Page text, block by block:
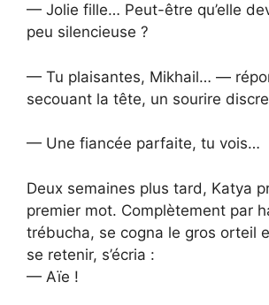
— Jolie fille… Peut-être qu’elle
peu silencieuse ?
— Tu plaisantes, Mikhail… —
secouant la tête, un sourire
— Une fiancée parfaite, tu vois…
Deux semaines plus tard, Katya
premier mot. Complètement par
trébucha, se cogna le gros orteil
se retenir, s’écria :
— Aïe !